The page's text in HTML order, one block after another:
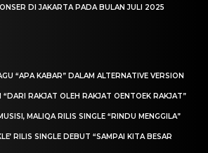
DI JAKARTA PADA BULAN JULI 2025
“APA KABAR” DALAM ALTERNATIVE VERSION
RAKJAT OLEH RAKJAT OENTOEK RAKJAT”
MALIQA RILIS SINGLE “RINDU MENGGILA”
RILIS SINGLE DEBUT “SAMPAI KITA BESAR